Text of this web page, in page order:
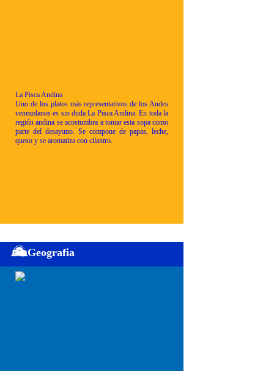
La Pisca Andina
Uno de los platos más representativos de los Andes
venezolanos es sin duda La Pisca Andina. En toda la
región andina se acostumbra a tomar esta sopa como
parte del desayuno. Se compone de papas, leche,
queso y se aromatiza con cilantro.
Geografia